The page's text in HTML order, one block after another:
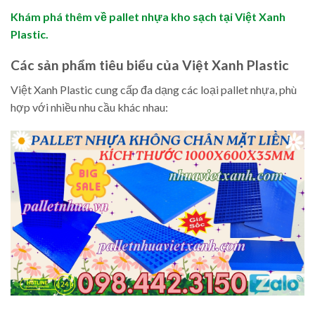
Khám phá thêm về pallet nhựa kho sạch tại Việt Xanh
Plastic.
Các sản phẩm tiêu biểu của Việt Xanh Plastic
Việt Xanh Plastic cung cấp đa dạng các loại pallet nhựa, phù
hợp với nhiều nhu cầu khác nhau: